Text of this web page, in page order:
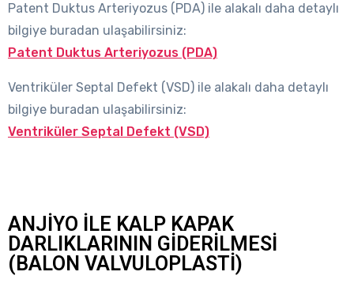
Patent Duktus Arteriyozus (PDA) ile alakalı daha detaylı
bilgiye buradan ulaşabilirsiniz:
Patent Duktus Arteriyozus (PDA)
Ventriküler Septal Defekt (VSD) ile alakalı daha detaylı
bilgiye buradan ulaşabilirsiniz:
Ventriküler Septal Defekt (VSD)
ANJİYO İLE KALP KAPAK
DARLIKLARININ GİDERİLMESİ
(BALON VALVULOPLASTİ)